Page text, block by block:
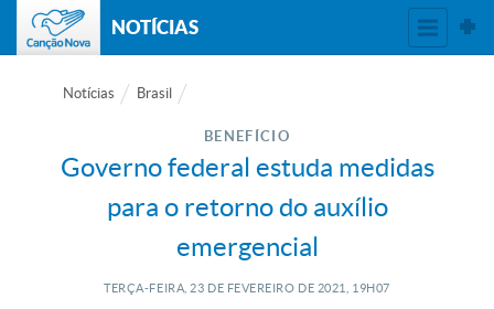
NOTÍCIAS
Notícias Brasil
BENEFÍCIO
Governo federal estuda medidas
para o retorno do auxílio
emergencial
TERÇA-FEIRA, 23 DE FEVEREIRO DE 2021, 19H07